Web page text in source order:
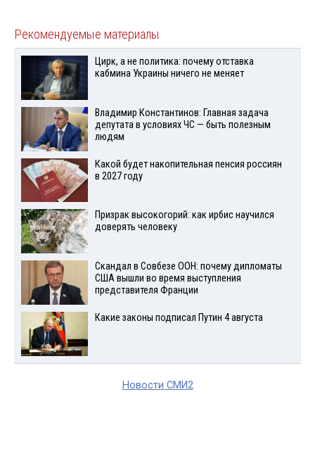
Рекомендуемые материалы
Цирк, а не политика: почему отставка
кабмина Украины ничего не меняет
Владимир Константинов: Главная задача
депутата в условиях ЧС — быть полезным
людям
Какой будет накопительная пенсия россиян
в 2027 году
Призрак высокогорий: как ирбис научился
доверять человеку
Скандал в Совбезе ООН: почему дипломаты
США вышли во время выступления
представителя Франции
Какие законы подписал Путин 4 августа
Новости СМИ2